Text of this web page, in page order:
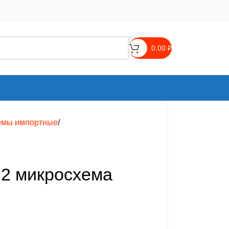
0,00 ₽
импортные
микросхема